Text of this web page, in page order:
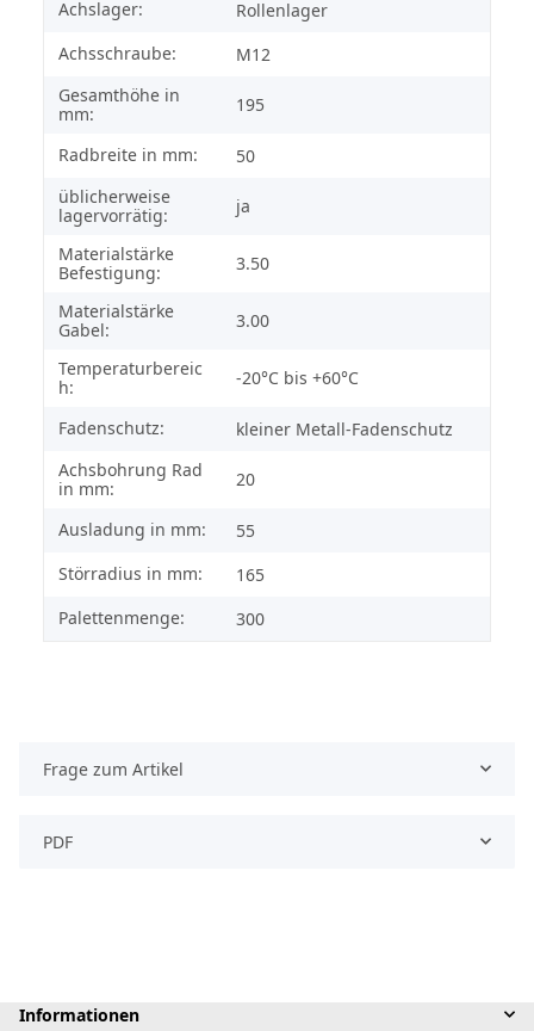
Achslager:
Rollenlager
Achsschraube:
M12
Gesamthöhe in
mm:
195
Radbreite in mm:
50
üblicherweise
lagervorrätig:
ja
Materialstärke
Befestigung:
3.50
Materialstärke
Gabel:
3.00
Temperaturbereic
h:
-20°C bis +60°C
Fadenschutz:
kleiner Metall-Fadenschutz
Achsbohrung Rad
in mm:
20
Ausladung in mm:
55
Störradius in mm:
165
Palettenmenge:
300
Frage zum Artikel
PDF
Informationen